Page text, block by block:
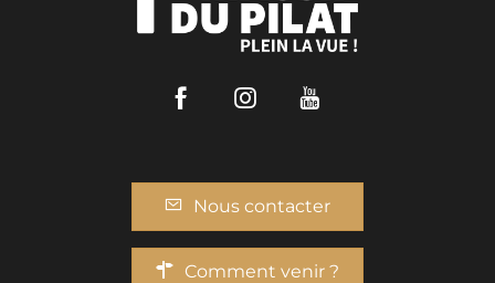
FacebookInstagram
Nous contacter
Comment venir ?